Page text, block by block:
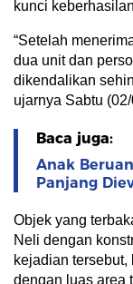
kunci
“Setelah
dua unit dan
dikendalikan
ujarnya Sabtu
Baca juga:
Anak
Panjang
Objek yang
Neli dengan
kejadian
dengan luas area